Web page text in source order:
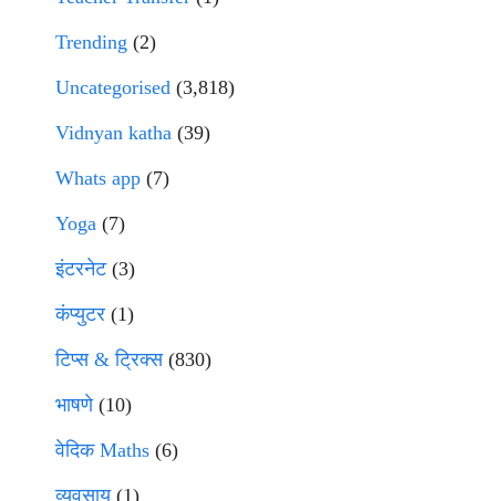
Trending (2)
Uncategorised (3,818)
Vidnyan katha (39)
Whats app (7)
Yoga (7)
इंटरनेट(3)
कंप्युटर (1)
टिप्स & ट्रिक्स(830)
भाषणे(10)
वेदिक Maths (6)
व्यवसाय(1)